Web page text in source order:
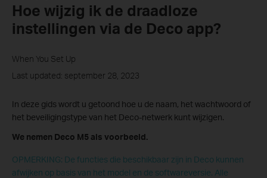
Hoe wijzig ik de draadloze
instellingen via de Deco app?
When You Set Up
Last updated: september 28, 2023
In deze gids wordt u getoond hoe u de naam, het wachtwoord of
het beveiligingstype van het Deco-netwerk kunt wijzigen.
We nemen Deco M5 als voorbeeld.
OPMERKING: De functies die beschikbaar zijn in Deco kunnen
afwijken op basis van het model en de softwareversie. Alle